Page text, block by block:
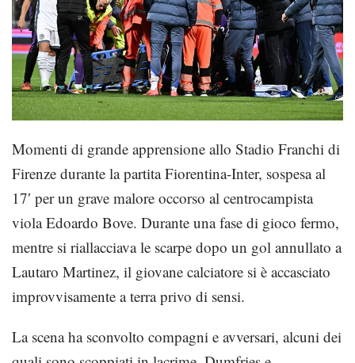
Momenti di grande apprensione allo Stadio Franchi di
Firenze durante la partita Fiorentina-Inter, sospesa al
17′ per un grave malore occorso al centrocampista
viola Edoardo Bove. Durante una fase di gioco fermo,
mentre si riallacciava le scarpe dopo un gol annullato a
Lautaro Martinez, il giovane calciatore si è accasciato
improvvisamente a terra privo di sensi.
La scena ha sconvolto compagni e avversari, alcuni dei